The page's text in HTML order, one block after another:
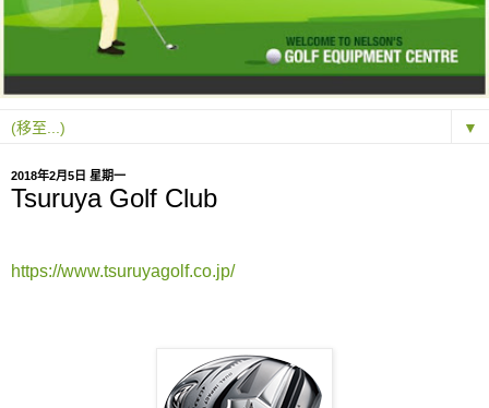
▼
2018年2月5日 星期一
Tsuruya Golf Club
https://www.tsuruyagolf.co.jp/